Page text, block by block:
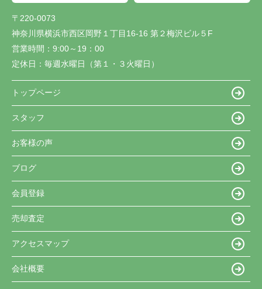
〒220-0073
神奈川県横浜市西区岡野１丁目16-16 第２梅沢ビル５F
営業時間： 9:00～19：00
定休日： 毎週水曜日（第１・３火曜日）
トップページ
スタッフ
お客様の声
ブログ
会員登録
売却査定
アクセスマップ
会社概要